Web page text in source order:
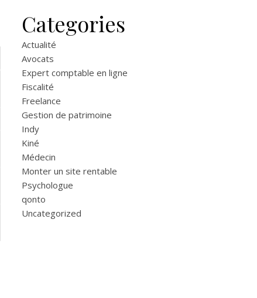
Categories
Actualité
Avocats
Expert comptable en ligne
Fiscalité
Freelance
Gestion de patrimoine
Indy
Kiné
Médecin
Monter un site rentable
Psychologue
qonto
Uncategorized